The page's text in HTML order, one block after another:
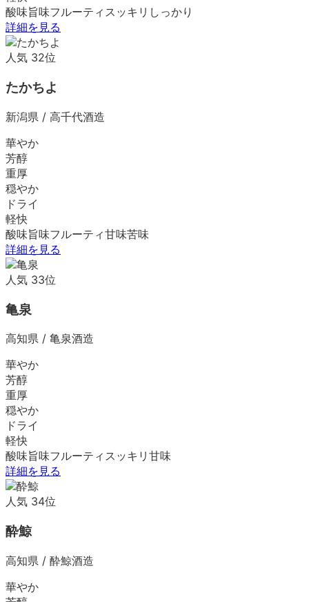
酸味旨味フルーティ スッキリ しっかり
詳細を見る
人気 32位
たかちよ
新潟県 / 高千代酒造
華やか
芳醇
重厚
穏やか
ドライ
軽快
酸味旨味フルーティ甘味苦味
詳細を見る
人気 33位
亀泉
高知県 / 亀泉酒造
華やか
芳醇
重厚
穏やか
ドライ
軽快
酸味旨味フルーティ スッキリ 甘味
詳細を見る
人気 34位
酔鯨
高知県 / 酔鯨酒造
華やか